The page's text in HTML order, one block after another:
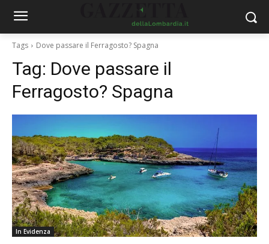
Tags Dove passare il Ferragosto? Spagna
Tag: Dove passare il
Ferragosto? Spagna
In Evidenza